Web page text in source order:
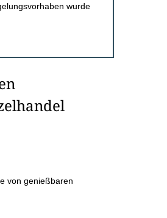
wurde
von genießbaren